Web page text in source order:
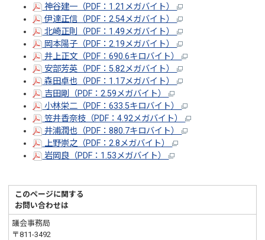
神谷建一（PDF：1.21メガバイト）
伊達正信（PDF：2.54メガバイト）
北崎正則（PDF：1.49メガバイト）
岡本陽子（PDF：2.19メガバイト）
井上正文（PDF：690.6キロバイト）
安部芳英（PDF：5.82メガバイト）
森田卓也（PDF：1.17メガバイト）
吉田剛（PDF：2.59メガバイト）
小林栄二（PDF：633.5キロバイト）
笠井香奈枝（PDF：4.92メガバイト）
井浦潤也（PDF：880.7キロバイト）
上野崇之（PDF：2.8メガバイト）
岩岡良（PDF：1.53メガバイト）
このページに関する
お問い合わせは
議会事務局
〒811-3492